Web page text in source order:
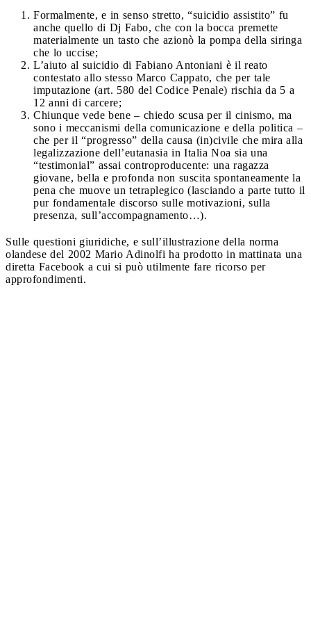
Formalmente, e in senso stretto, “suicidio assistito” fu
anche quello di Dj Fabo, che con la bocca premette
materialmente un tasto che azionò la pompa della siringa
che lo uccise;
L’aiuto al suicidio di Fabiano Antoniani è il reato
contestato allo stesso Marco Cappato, che per tale
imputazione (art. 580 del Codice Penale) rischia da 5 a
12 anni di carcere;
Chiunque vede bene – chiedo scusa per il cinismo, ma
sono i meccanismi della comunicazione e della politica –
che per il “progresso” della causa (in)civile che mira alla
legalizzazione dell’eutanasia in Italia Noa sia una
“testimonial” assai controproducente: una ragazza
giovane, bella e profonda non suscita spontaneamente la
pena che muove un tetraplegico (lasciando a parte tutto il
pur fondamentale discorso sulle motivazioni, sulla
presenza, sull’accompagnamento…).
Sulle questioni giuridiche, e sull’illustrazione della norma
olandese del 2002 Mario Adinolfi ha prodotto in mattinata una
diretta Facebook a cui si può utilmente fare ricorso per
approfondimenti.